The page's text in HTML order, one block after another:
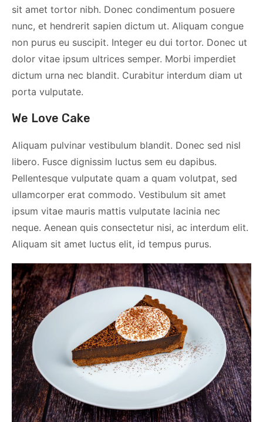
sit amet tortor nibh. Donec condimentum posuere
nunc, et hendrerit sapien dictum ut. Aliquam congue
non purus eu suscipit. Integer eu dui tortor. Donec ut
dolor vitae ipsum ultrices semper. Morbi imperdiet
dictum urna nec blandit. Curabitur interdum diam ut
porta vulputate.
We Love Cake
Aliquam pulvinar vestibulum blandit. Donec sed nisl
libero. Fusce dignissim luctus sem eu dapibus.
Pellentesque vulputate quam a quam volutpat, sed
ullamcorper erat commodo. Vestibulum sit amet
ipsum vitae mauris mattis vulputate lacinia nec
neque. Aenean quis consectetur nisi, ac interdum elit.
Aliquam sit amet luctus elit, id tempus purus.